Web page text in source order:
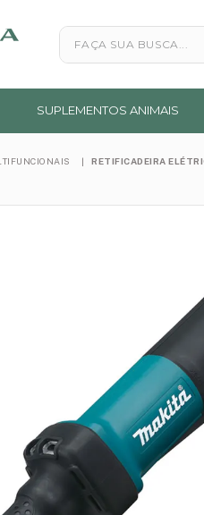
Faça sua busca...
SUPLEMENTOS ANIMAIS
RETIFICADEIRA